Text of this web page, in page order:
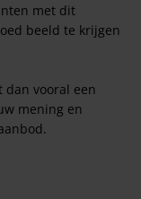
met dit
beeld te krijgen
dan vooral een
mening en